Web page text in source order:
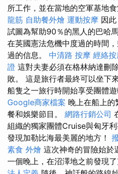
所工作，並在當地的空軍基地食
龍筋 自助餐外燴 運動按摩 因
試圖為幫助90％的黑人的巴哈
在英國憲法危機中度過的時間
過的信息。 中清路 按摩 經絡
證 這對夫妻必須在格林納達刪
敗。 這是旅行者最終可以坐下
船隻之一旅行時開始享受團體遊
Google商家檔案 晚上在船上的
餐和娛樂節目。 網路行銷公司
組織的獨家團體Cruise與匈牙
發現加勒比海最美麗的地方！
素食 外燴 這次神奇的冒險始於
一個晚上，在沼澤地之前發現了